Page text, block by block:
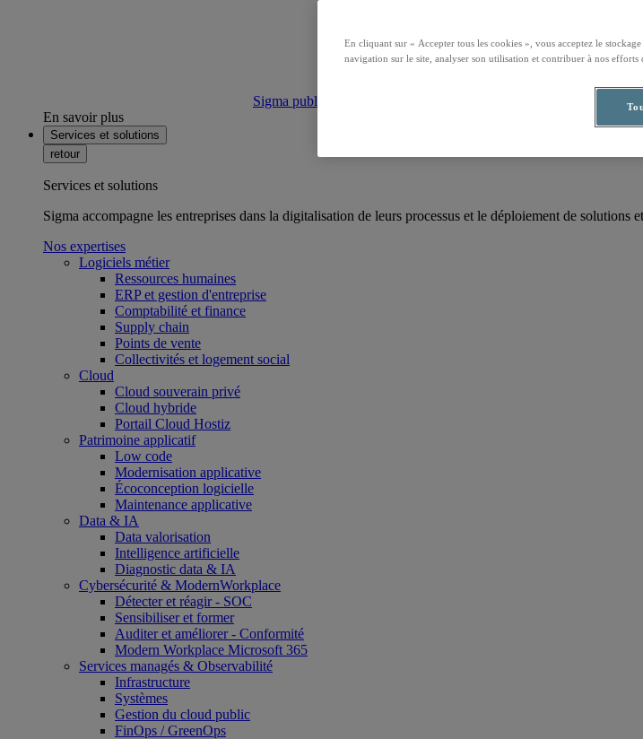
Sigma publie son bilan carbone annuel
En savoir plus
Services et solutions
retour
Services et solutions
Sigma accompagne les entreprises dans la digitalisation de leurs processus et le déploiement de solutions
Nos expertises
Logiciels métier
Ressources humaines
ERP et gestion d'entreprise
Comptabilité et finance
Supply chain
Points de vente
Collectivités et logement social
Cloud
Cloud souverain privé
Cloud hybride
Portail Cloud Hostiz
Patrimoine applicatif
Low code
Modernisation applicative
Écoconception logicielle
Maintenance applicative
Data & IA
Data valorisation
Intelligence artificielle
Diagnostic data & IA
Cybersécurité & ModernWorkplace
Détecter et réagir - SOC
Sensibiliser et former
Auditer et améliorer - Conformité
Modern Workplace Microsoft 365
Services managés & Observabilité
Infrastructure
Systèmes
Gestion du cloud public
FinOps / GreenOps
En cliquant sur « Accepter tous les cookies », vous acceptez le
navigation sur le site, analyser son utilisation et contribuer à nos efforts